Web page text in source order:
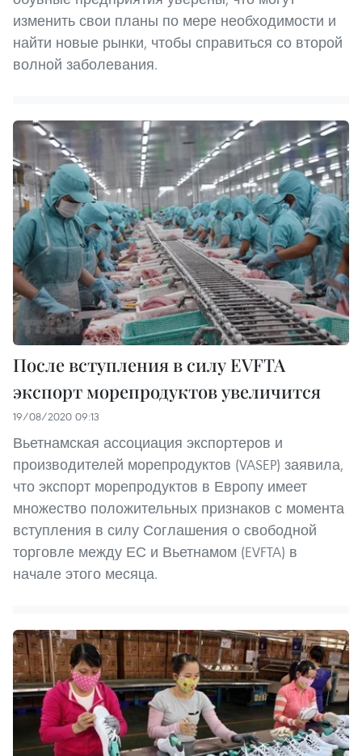
изменить свои планы по мере необходимости и
найти новые рынки, чтобы справиться со второй
волной заболевания.
После вступления в силу EVFTA
экспорт морепродуктов увеличится
19/08/2020 09:13
Вьетнамская ассоциация экспортеров и
производителей морепродуктов (VASEP) заявила,
что экспорт морепродуктов в Европу имеет
множество положительных признаков с момента
вступления в силу Соглашения о свободной
торговле между ЕС и Вьетнамом (EVFTA) в
начале этого месяца.